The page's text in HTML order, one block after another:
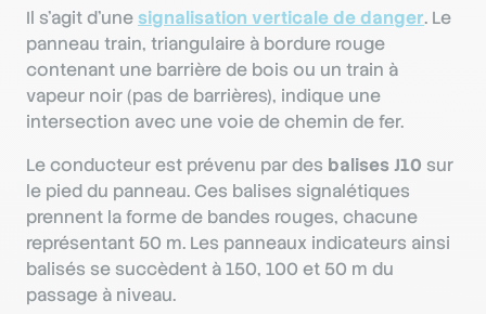
Il s’agit d’une signalisation verticale de danger. Le
panneau train, triangulaire à bordure rouge
contenant une barrière de bois ou un train à
vapeur noir (pas de barrières), indique une
intersection avec une voie de chemin de fer.
Le conducteur est prévenu par des balises J10 sur
le pied du panneau. Ces balises signalétiques
prennent la forme de bandes rouges, chacune
représentant 50 m. Les panneaux indicateurs ainsi
balisés se succèdent à 150, 100 et 50 m du
passage à niveau.